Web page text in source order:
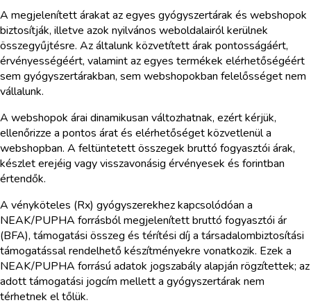
A megjelenített árakat az egyes gyógyszertárak és webshopok
biztosítják, illetve azok nyilvános weboldalairól kerülnek
összegyűjtésre. Az általunk közvetített árak pontosságáért,
érvényességéért, valamint az egyes termékek elérhetőségéért
sem gyógyszertárakban, sem webshopokban felelősséget nem
vállalunk.
A webshopok árai dinamikusan változhatnak, ezért kérjük,
ellenőrizze a pontos árat és elérhetőséget közvetlenül a
webshopban. A feltüntetett összegek bruttó fogyasztói árak,
készlet erejéig vagy visszavonásig érvényesek és forintban
értendők.
A vényköteles (Rx) gyógyszerekhez kapcsolódóan a
NEAK/PUPHA forrásból megjelenített bruttó fogyasztói ár
(BFA), támogatási összeg és térítési díj a társadalombiztosítási
támogatással rendelhető készítményekre vonatkozik. Ezek a
NEAK/PUPHA forrású adatok jogszabály alapján rögzítettek; az
adott támogatási jogcím mellett a gyógyszertárak nem
térhetnek el tőlük.